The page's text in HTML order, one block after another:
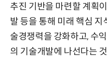
추진 기반을 마련할 계획
발 등을 통해 미래 핵심 지
술경쟁력을 강화하고, 수
의 기술개발에 나선다는